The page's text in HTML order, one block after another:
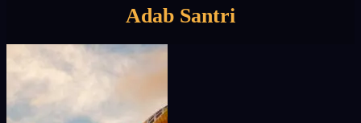
Adab Santri